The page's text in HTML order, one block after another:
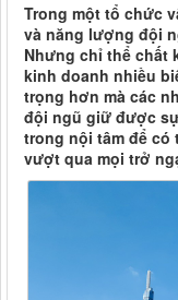
Trong một tổ chức
và năng lượng đội
Nhưng chỉ thể chất
kinh doanh nhiều
trọng hơn mà các
đội ngũ giữ được
trong nội tâm để có
vượt qua mọi trở